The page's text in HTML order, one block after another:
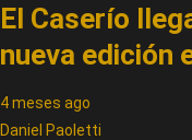
El Caserío
nueva edición
4 meses ago
Daniel Paoletti